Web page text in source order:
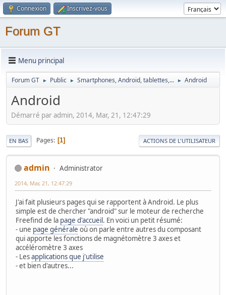
Connexion Inscrivez-vous
Forum GT
Menu principal
Forum GT ► Public ► Smartphones, Android, tablettes,... ► Android
Android
Démarré par admin, 2014, Mar, 21, 12:47:29
EN BAS Pages 1 ACTIONS DE L'UTILISATEUR
admin Administrator
2014, Mar, 21, 12:47:29
J'ai fait plusieurs pages qui se rapportent à Android. Le plus
simple est de chercher "android" sur le moteur de recherche
Freefind de la page d'accueil. En voici un petit résumé:
- une page générale où on parle entre autres du composant
qui apporte les fonctions de magnétomètre 3 axes et
accéléromètre 3 axes
- Lesapplications que j'utilise
- et bien d'autres...